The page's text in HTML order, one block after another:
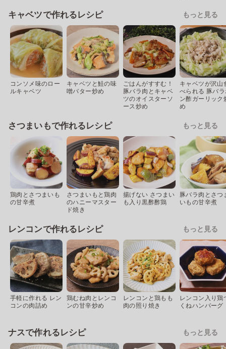
キャベツで作れるレシピ もっと見る
コンソメ味のロー
ルキャベツ
キャベツと鮭の味
噌バター炒め
ごはんがすすむ！
豚バラ肉とキャベ
ツのオイスターソ
ース炒め
キャベツが沢山
べられる 豚バ
ン酢ガーリック
め
さつまいもで作れるレシピ もっと見る
鶏肉とさつまいも
の甘辛煮
さつまいもと鶏肉
のハニーマスター
ド焼き
揚げない さつまい
も入り黒酢酢鶏
豚バラ肉とさつ
いもの甘辛煮
レンコンで作れるレシピ もっと見る
手軽に作れる レン
コンの肉詰め
鶏むね肉とレンコ
ンの甘辛炒め
レンコンと鶏もも
肉の照り焼き
レンコン入り鶏
くねハンバーグ
ナスで作れるレシピ もっと見る